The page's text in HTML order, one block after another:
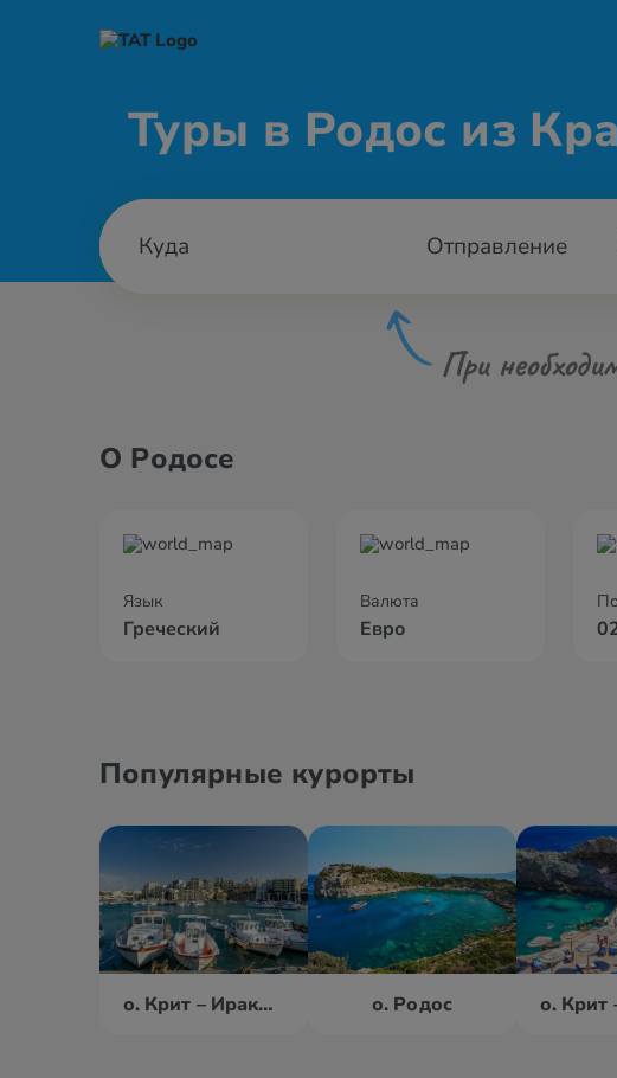
Туры в Родос из
Отправление
При
О Родосе
Язык
Греческий
Валюта
Евро
Популярные курорты
о. Крит – Ираклион о. Родос